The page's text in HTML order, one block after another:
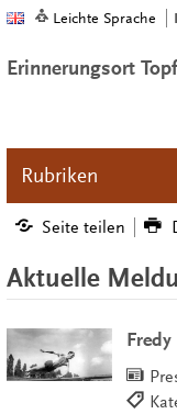
Leichte Sprache
Erinnerungsort
Rubriken
Seite teilen
Aktuelle